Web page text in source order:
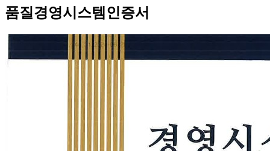
품질경영시스템인증서